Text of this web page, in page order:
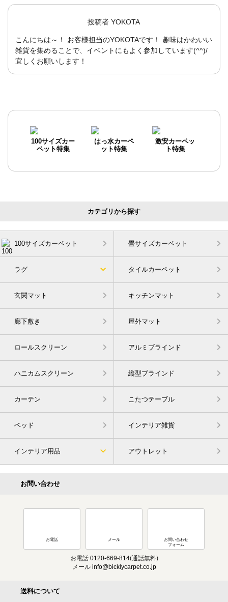
投稿者 YOKOTA
こんにちは～！ お客様担当のYOKOTAです！ 趣味はかわいい
雑貨を集めることで、イベントにもよく参加しています(^^)/
宜しくお願いします！
100サイズカー
ペット特集
はっ水カーペ
ット特集
激安カーペッ
ト特集
カテゴリから探す
100サイズカーペット 畳サイズカーペット
ラグ タイルカーペット
玄関マット キッチンマット
廊下敷き 屋外マット
ロールスクリーン アルミブラインド
ハニカムスクリーン 縦型ブラインド
カーテン こたつテーブル
ベッド インテリア雑貨
インテリア用品 アウトレット
お問い合わせ
お電話 メール
お問い合わせ
フォーム
お電話 0120-669-814(通話無料)
メール info@bicklycarpet.co.jp
送料について